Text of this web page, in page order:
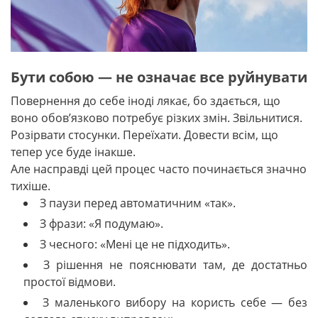
Бути собою — не означає все руйнувати
Повернення до себе іноді лякає, бо здається, що
воно обов’язково потребує різких змін. Звільнитися.
Розірвати стосунки. Переїхати. Довести всім, що
тепер усе буде інакше.
Але насправді цей процес часто починається значно
тихіше.
З паузи перед автоматичним «так».
З фрази: «Я подумаю».
З чесного: «Мені це не підходить».
З рішення не пояснювати там, де достатньо
простої відмови.
З маленького вибору на користь себе — без